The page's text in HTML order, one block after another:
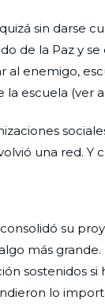
sin darse
de la Paz y
al enemigo,
la escuela (ver
una red. Y
su
más
sostenidos
lo